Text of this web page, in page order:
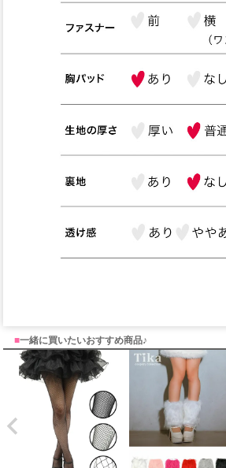
■一緒に買いたいおすすめ商品♪